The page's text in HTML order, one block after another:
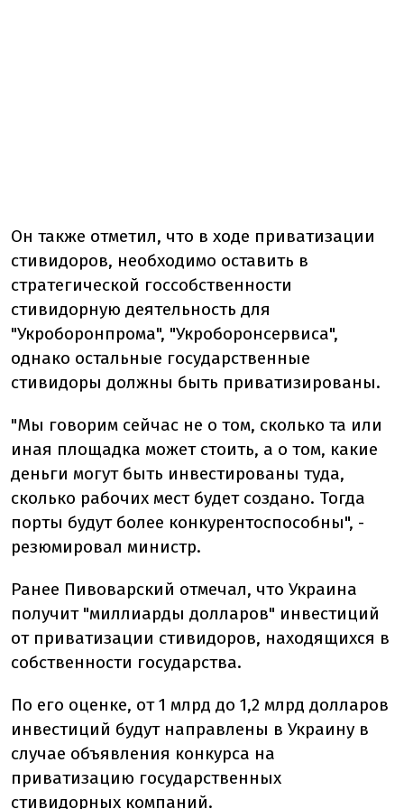
Он также отметил, что в ходе приватизации
стивидоров, необходимо оставить в
стратегической госсобственности
стивидорную деятельность для
"Укроборонпрома", "Укроборонсервиса",
однако остальные государственные
стивидоры должны быть приватизированы.
"Мы говорим сейчас не о том, сколько та или
иная площадка может стоить, а о том, какие
деньги могут быть инвестированы туда,
сколько рабочих мест будет создано. Тогда
порты будут более конкурентоспособны", -
резюмировал министр.
Ранее Пивоварский отмечал, что Украина
получит "миллиарды долларов" инвестиций
от приватизации стивидоров, находящихся в
собственности государства.
По его оценке, от 1 млрд до 1,2 млрд долларов
инвестиций будут направлены в Украину в
случае объявления конкурса на
приватизацию государственных
стивидорных компаний.